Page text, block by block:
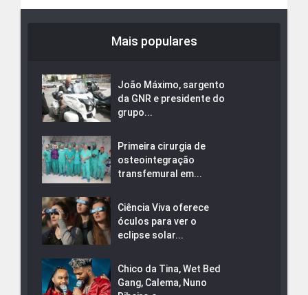
Mais populares
João Máximo, sargento
da GNR e presidente do
grupo...
Primeira cirurgia de
osteointegração
transfemural em...
Ciência Viva oferece
óculos para ver o
eclipse solar...
Chico da Tina, Wet Bed
Gang, Calema, Nuno